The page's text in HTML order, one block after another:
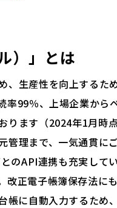
」 とは
、生産性を向上するた
率99％、上場企業から
ります（2024年1月時
管理まで、一気通貫に
のAPI連携も充実して
改正電子帳簿保存法に
帳に自動入力するため